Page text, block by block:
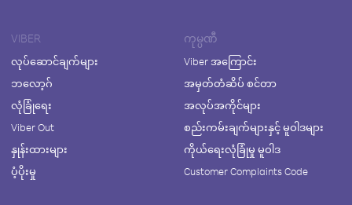
VIBER
လုပ်ဆောင်ချက်များ
ဘလော့ဂ်
လုံခြုံရေး
Viber Out
နှုန်းထားများ
ပံ့ပိုးမှု
ကုမ္ပဏီ
Viber အကြောင်း
အမှတ်တံဆိပ် စင်တာ
အလုပ်အကိုင်များ
စည်းကမ်းချက်များနှင့် မူဝါဒများ
ကိုယ်ရေးလုံခြုံမှု မူဝါဒ
Customer Complaints Code